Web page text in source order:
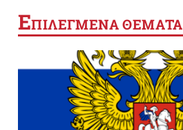
ΕΠΙΛΕΓΜΕΝΑ ΘΕΜΑΤΑ